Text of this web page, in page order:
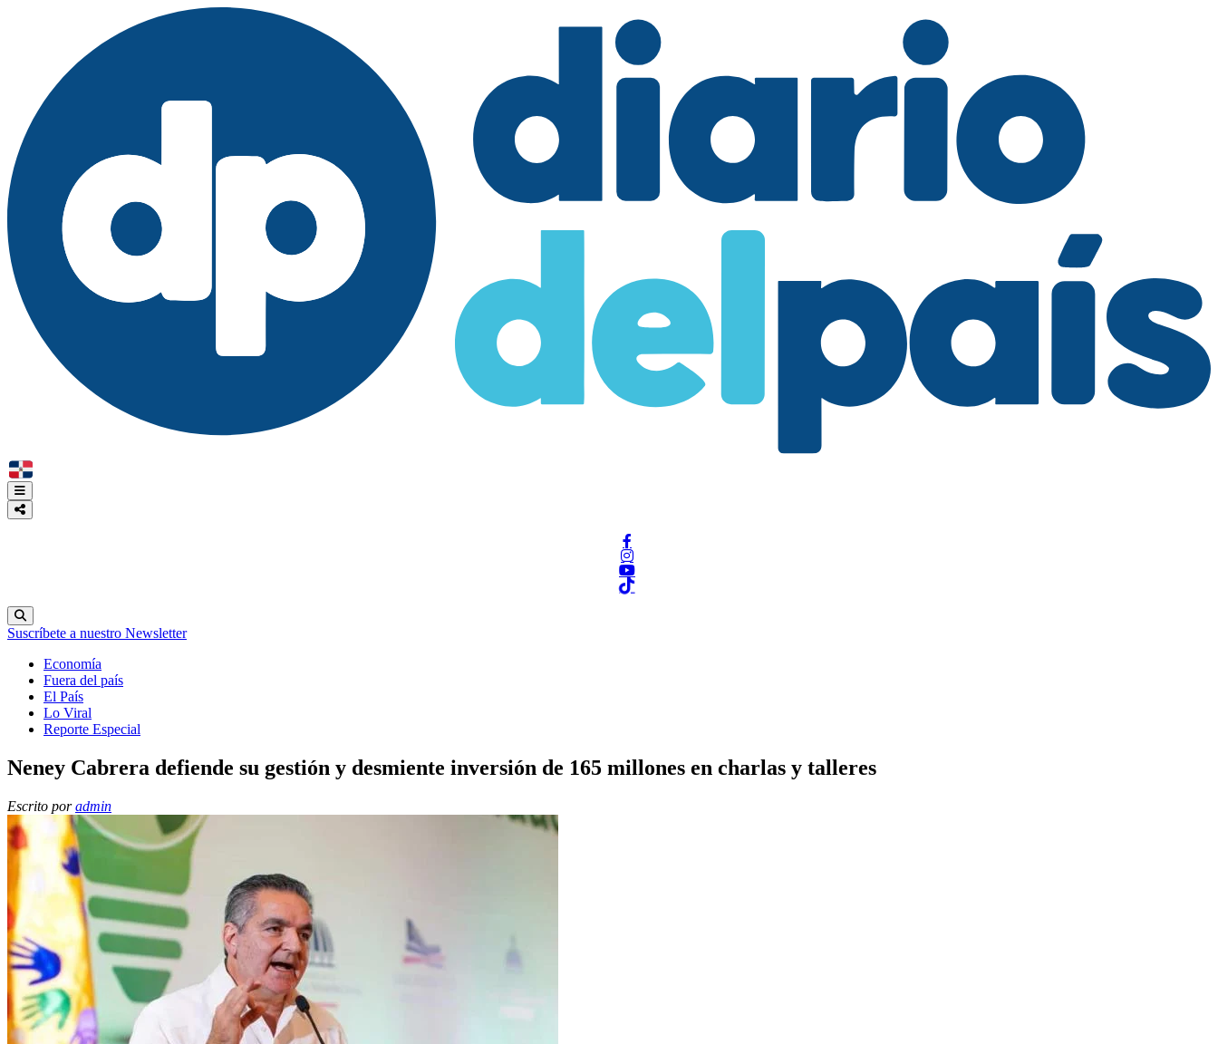
Suscríbete a nuestro Newsletter
Economía
Fuera del país
El País
Lo Viral
Reporte Especial
Neney Cabrera defiende su gestión y desmiente inversión de 165 millones en charlas y talleres
Escrito poradmin